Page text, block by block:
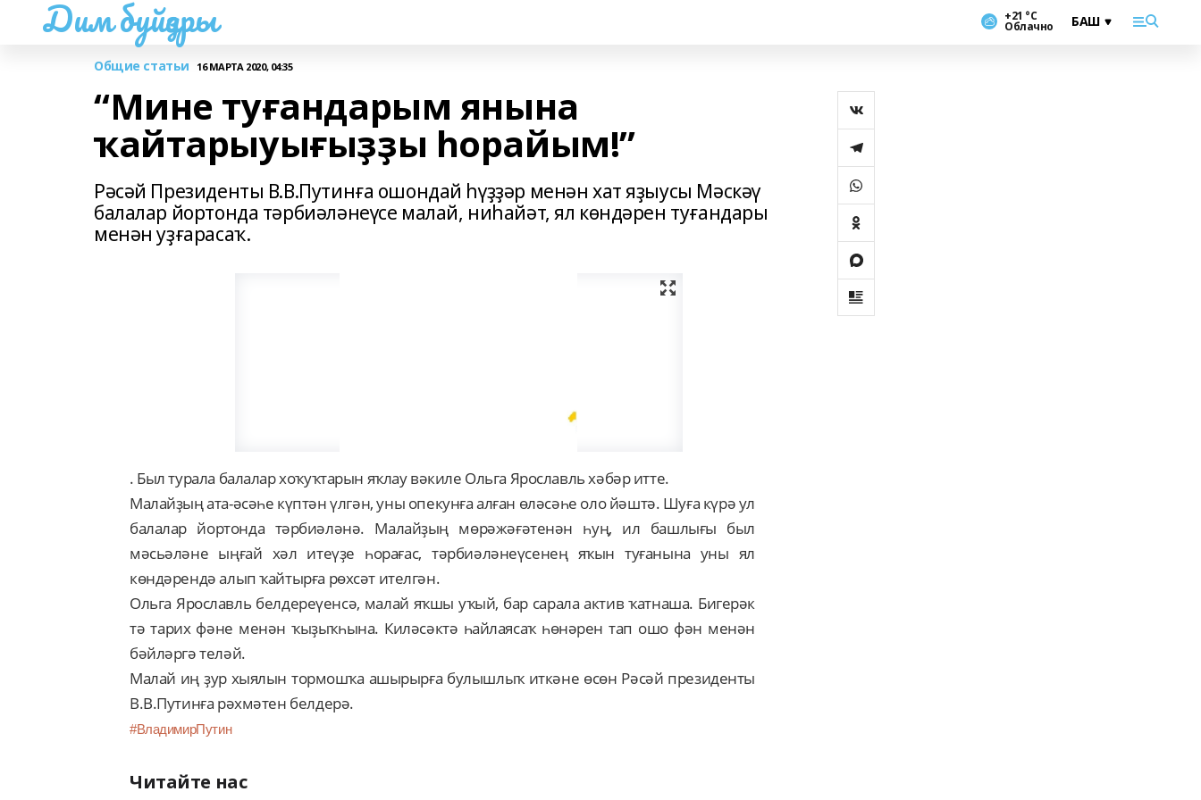
Дим буйҙары +21 °С
Облачно
Общие статьи 16 МАРТА 2020, 04:35
“Мине туғандарым янына
ҡайтарыуығыҙҙы һорайым!”
Рәсәй Президенты В.В.Путинға ошондай һүҙҙәр менән хат яҙыусы Мәскәү
балалар йортонда тәрбиәләнеүсе малай, ниһайәт, ял көндәрен туғандары
менән уҙғарасаҡ.
. Был турала балалар хоҡуҡтарын яҡлау вәкиле Ольга Ярославль хәбәр итте.
Малайҙың ата-әсәһе күптән үлгән, уны опекунға алған өләсәһе оло йәштә. Шуға күрә ул
балалар йортонда тәрбиәләнә. Малайҙың мөрәжәғәтенән һуң, ил башлығы был
мәсьәләне ыңғай хәл итеүҙе һорағас, тәрбиәләнеүсенең яҡын туғанына уны ял
көндәрендә алып ҡайтырға рөхсәт ителгән.
Ольга Ярославль белдереүенсә, малай яҡшы уҡый, бар сарала актив ҡатнаша. Бигерәк
тә тарих фәне менән ҡыҙыҡһына. Киләсәктә һайлаясаҡ һөнәрен тап ошо фән менән
бәйләргә теләй.
Малай иң ҙур хыялын тормошҡа ашырырға булышлыҡ иткәне өсөн Рәсәй президенты
В.В.Путинға рәхмәтен белдерә.
#ВладимирПутин
Читайте нас